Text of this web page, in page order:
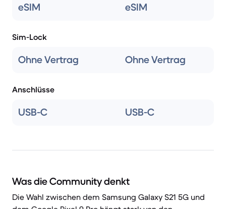
eSIM
eSIM
Sim-Lock
Ohne Vertrag Ohne Vertrag
Anschlüsse
USB-C USB-C
Was die Community denkt
Die Wahl zwischen dem Samsung Galaxy S21 5G und